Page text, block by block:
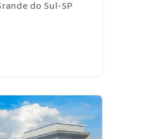
do Sul-SP